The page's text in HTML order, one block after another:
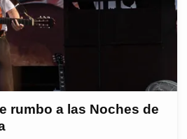
rumbo a las Noches de